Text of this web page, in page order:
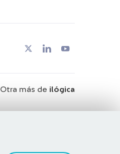
Otra más de ilógica